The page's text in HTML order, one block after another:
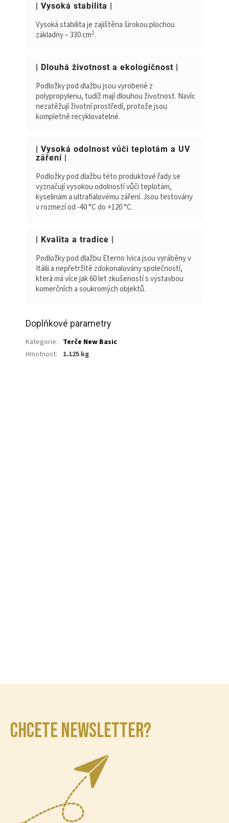
| Vysoká stabilita |
Vysoká stabilita je zajištěna širokou plochou
základny – 330 cm2.
| Dlouhá životnost a ekologičnost |
Podložky pod dlažbu jsou vyrobené z
polypropylenu, tudíž mají dlouhou životnost. Navíc
nezatěžují životní prostředí, protože jsou
kompletně recyklovatelné.
| Vysoká odolnost vůči teplotám a UV
záření |
Podložky pod dlažbu této produktové řady se
vyznačují vysokou odolností vůči teplotám,
kyselinám a ultrafialovému záření. Jsou testovány
v rozmezí od -40 °C do +120 °C.
| Kvalita a tradice |
Podložky pod dlažbu Eterno Ivica jsou vyráběny v
Itálii a nepřetržitě zdokonalovány společností,
která má více jak 60 let zkušeností s výstavbou
komerčních a soukromých objektů.
Doplňkové parametry
Kategorie: Terče New Basic
Hmotnost: 1.125 kg
CHCETE NEWSLETTER?